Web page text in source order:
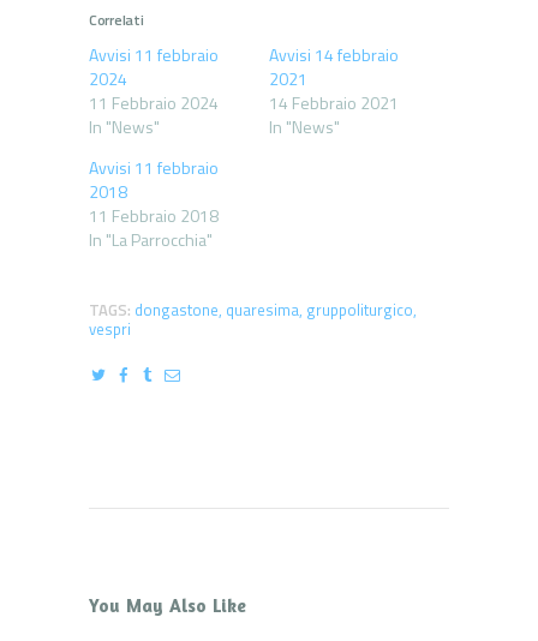
Correlati
Avvisi 11 febbraio
2024
11 Febbraio 2024
In "News"
Avvisi 14 febbraio
2021
14 Febbraio 2021
In "News"
Avvisi 11 febbraio
2018
11 Febbraio 2018
In "La Parrocchia"
TAGS: dongastone, quaresima, gruppoliturgico,
vespri
You May Also Like